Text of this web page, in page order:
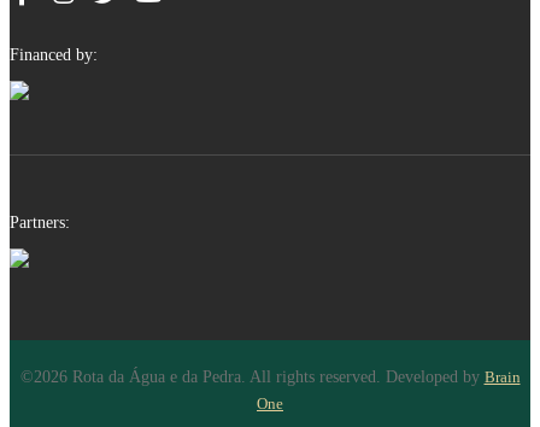
Financed by:
Partners:
©2026 Rota da Água e da Pedra. All rights reserved. Developed by Brain
One